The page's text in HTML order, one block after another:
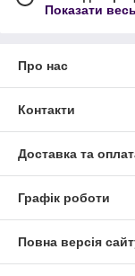
Показати
Про нас
Контакти
Доставка та
Графік роботи
Повна версія